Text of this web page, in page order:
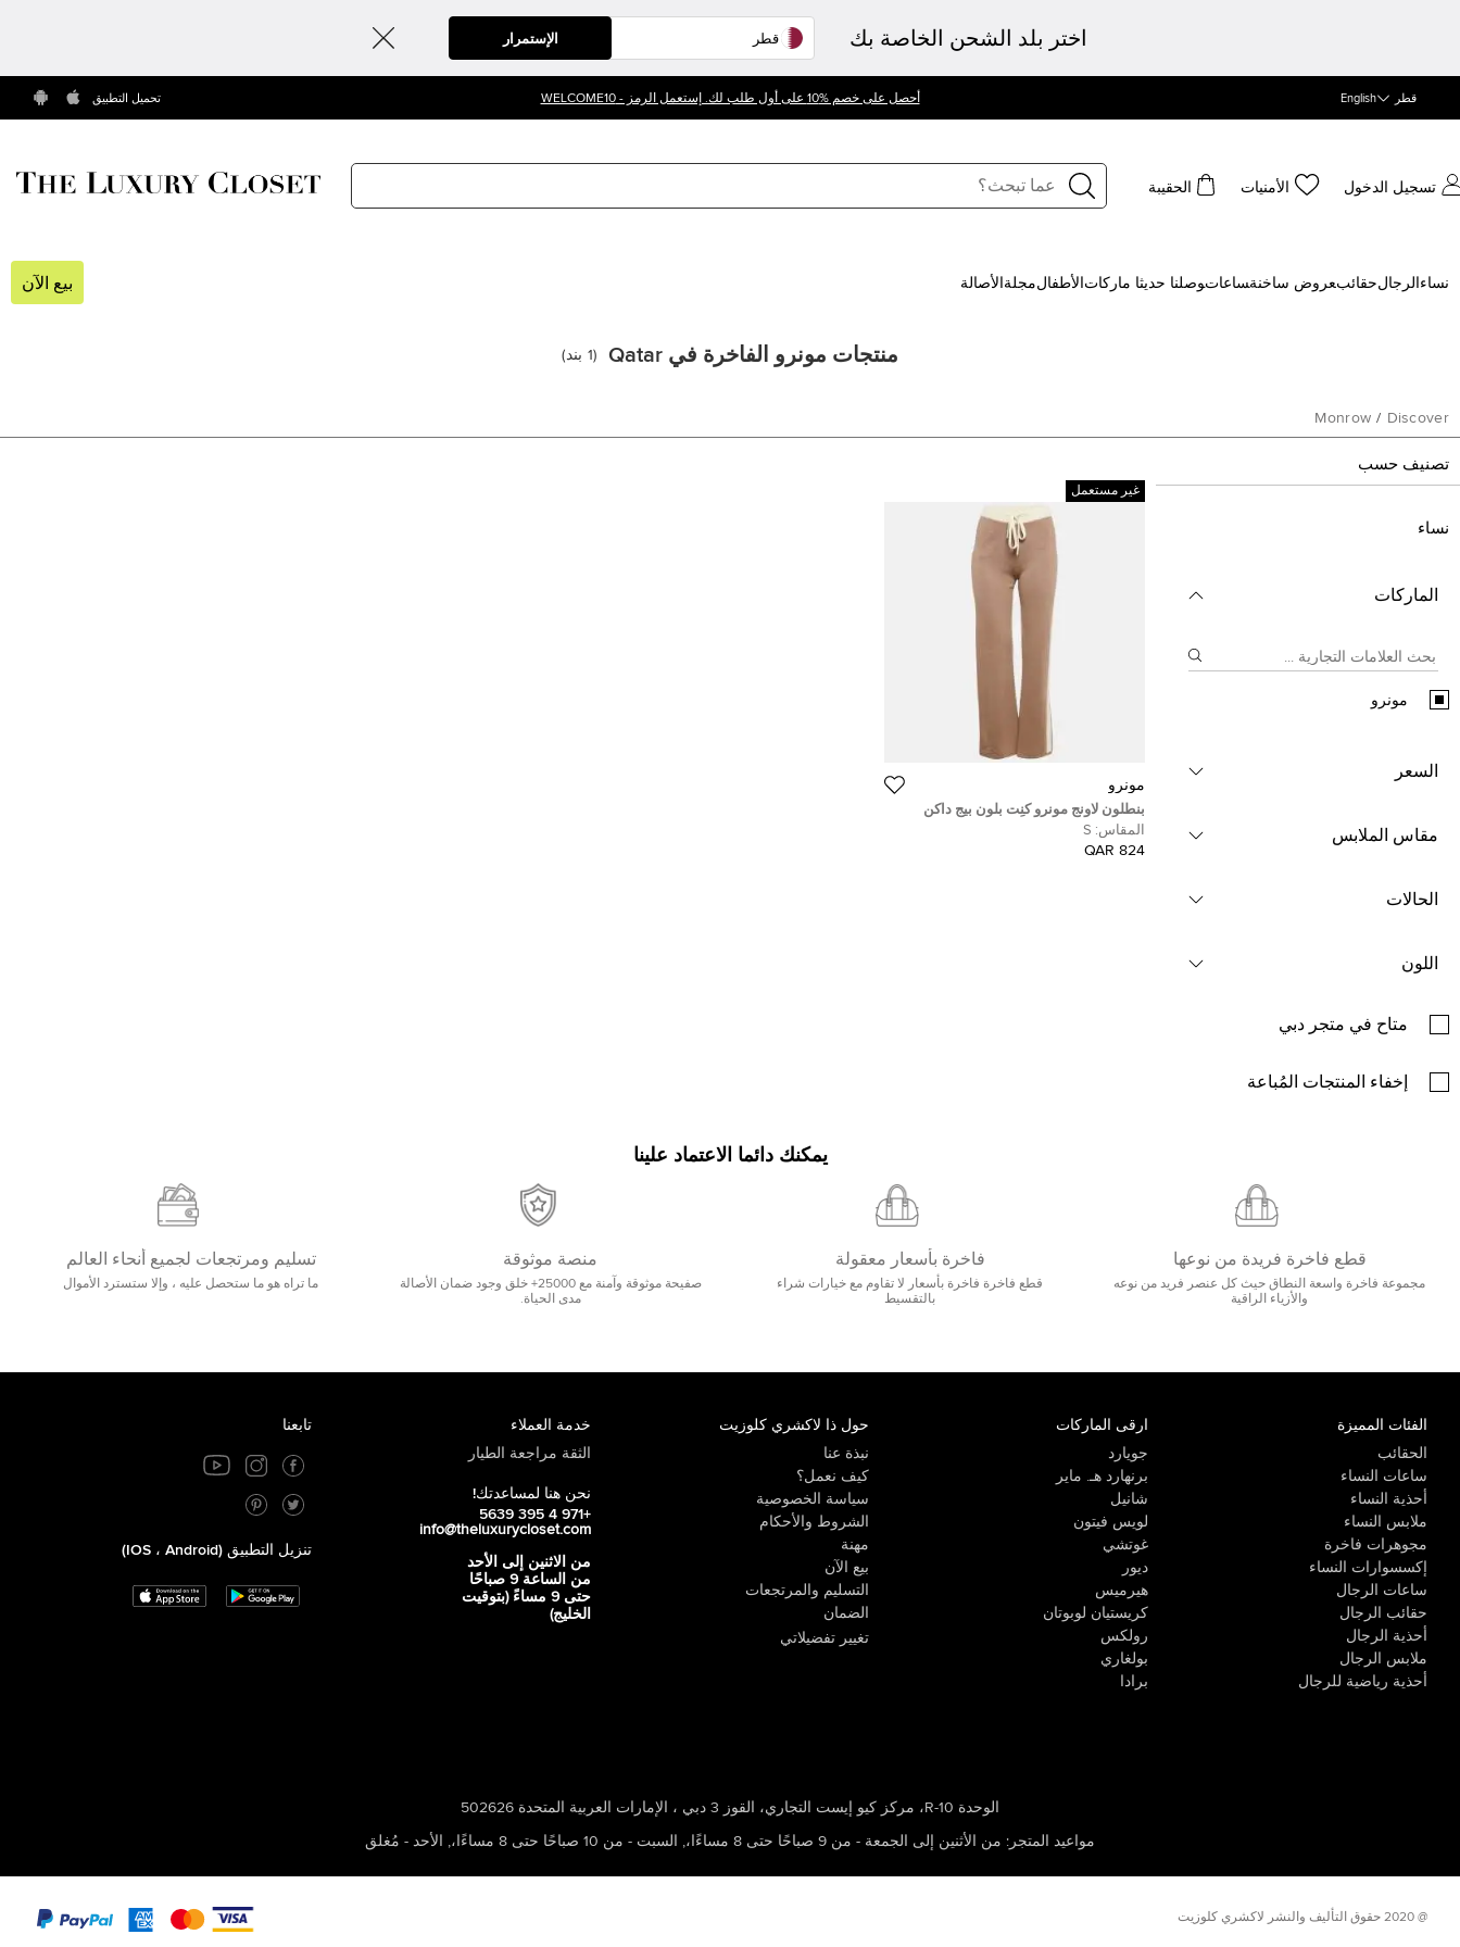
اختر بلد الشحن الخاصة بك الإستمرار
قطر English أحصل على خصم %10 على أول طلب لك. إستعمل الرمز - WELCOME10 تحميل التطبيق
تسجيل الدخول الأمنيات الحقيبة
نساء الرجالحقائب‍عروض ساخنة‍ساعات‍وصلنا حديثا ‍ ماركات الأطفالمجلة الأصالة بيع الآن
منتجات مونرو الفاخرة في Qatar (
1 بند)
Discover
/
Monrow
تصنيف حسب
نساء
الماركات
مونرو
السعر
مقاس الملابس
الحالات
اللون
متاح في متجر دبي
إخفاء المنتجات المُباعة
غير مستعمل
مونرو
بنطلون لاونج مونرو كنِت بلون بيج داكن
بتفاصيل بانل مقاس صغير - سمول
المقاس: S
824 QAR
يمكنك دائما الاعتماد علينا
قطع فاخرة فريدة من نوعها
مجموعة فاخرة واسعة النطاق حيث كل عنصر فريد من نوعه
والأزياء الراقية
فاخرة بأسعار معقولة
قطع فاخرة فاخرة بأسعار لا تقاوم مع خيارات شراء
بالتقسيط
منصة موثوقة
صفيحة موثوقة وآمنة مع 25000+ خلق وجود ضمان الأصالة
مدى الحياة.
تسليم ومرتجعات لجميع أنحاء العالم
ما تراه هو ما ستحصل عليه ، وإلا ستسترد الأموال
الفئات المميزة
الحقائب
ساعات النساء
أحذية النساء
ملابس النساء
مجوهرات فاخرة
إكسسوارات النساء
ساعات الرجال
حقائب الرجال
أحذية الرجال
ملابس الرجال
أحذية رياضية للرجال
ارقى الماركات
جويارد
برنهارد هـ. ماير
شانيل
لويس فيتون
غوتشي
ديور
هيرميس
كريستيان لوبوتان
رولكس
بولغاري
برادا
حول ذا لاكشري كلوزيت
نبذة عنا
كيف نعمل؟
سياسة الخصوصية
الشروط والأحكام
مهنة
بيع الآن
التسليم والمرتجعات
الضمان
تغيير تفضيلاتي
خدمة العملاء
الثقة مراجعة الطيار
نحن هنا لمساعدتك!
+971 4 395 5639
info@theluxurycloset.com
من الاثنين إلى الأحد
من الساعة 9 صباحًا
حتى 9 مساءً (بتوقيت
الخليج)
تابعنا
تنزيل التطبيق (iOS ، Android)
الوحدة R-10، مركز كيو إيست التجاري، القوز 3 دبي ، الإمارات العربية المتحدة 502626
مواعيد المتجر : من الأثنين إلى الجمعة - من 9 صباحًا حتى 8 مساءًا، , السبت - من 10 صباحًا حتى 8 مساءًا، , الأحد - مُغلق
@ 2020 حقوق التأليف والنشر لاكشري كلوزيت